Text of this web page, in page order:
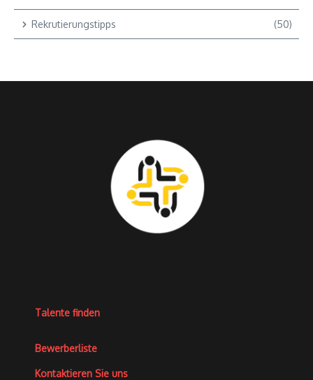
Rekrutierungstipps (50)
Talente finden
Bewerberliste
Kontaktieren Sie uns